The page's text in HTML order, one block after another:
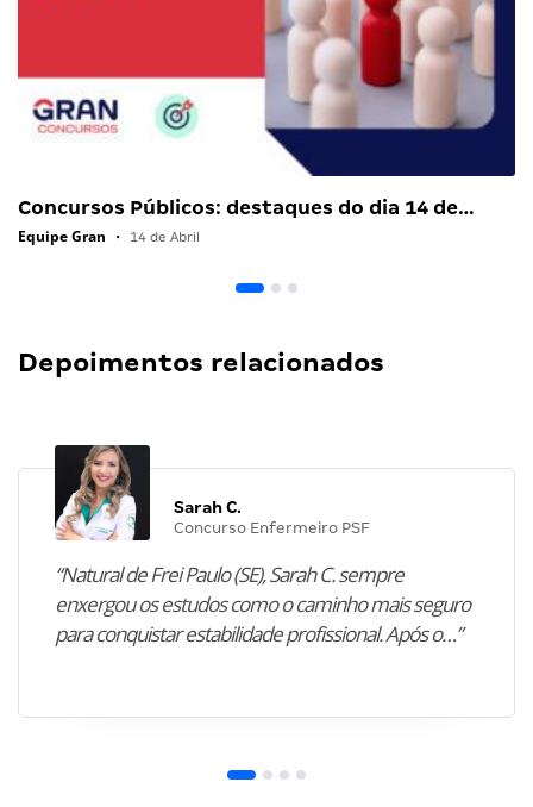
Concursos Públicos: destaques do dia 14 de…
Equipe Gran • 14 de Abril
Depoimentos relacionados
Sarah C.
Concurso Enfermeiro PSF
“Natural de Frei Paulo (SE), Sarah C. sempre
enxergou os estudos como o caminho mais seguro
para conquistar estabilidade profissional. Após o…”